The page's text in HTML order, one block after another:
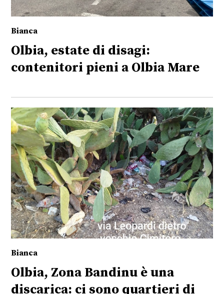
Bianca
Olbia, estate di disagi:
contenitori pieni a Olbia Mare
Bianca
Olbia, Zona Bandinu è una
discarica: ci sono quartieri di